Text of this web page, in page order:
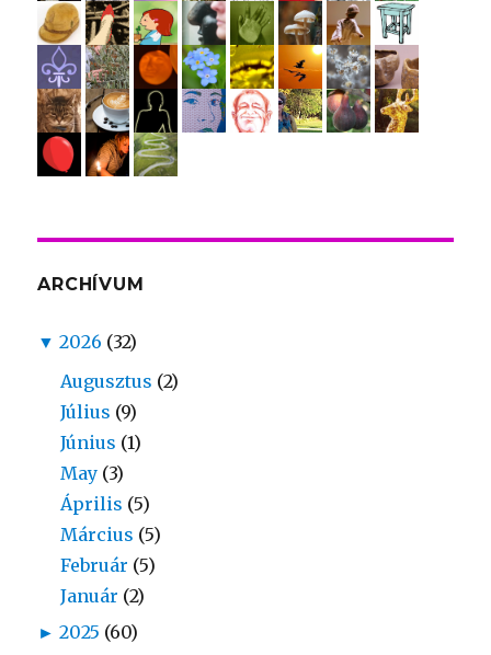
ARCHÍVUM
▼ 2026 (32)
Augusztus (2)
Július (9)
Június (1)
May (3)
Április (5)
Március (5)
Február (5)
Január (2)
► 2025 (60)